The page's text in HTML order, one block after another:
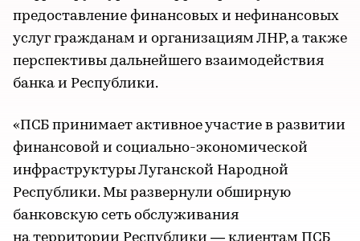
предоставление финансовых и нефинансовых
услуг гражданам и организациям ЛНР, а также
перспективы дальнейшего взаимодействия
банка и Республики.
«ПСБ принимает активное участие в развитии
финансовой и социально-экономической
инфраструктуры Луганской Народной
Республики. Мы развернули обширную
банковскую сеть обслуживания